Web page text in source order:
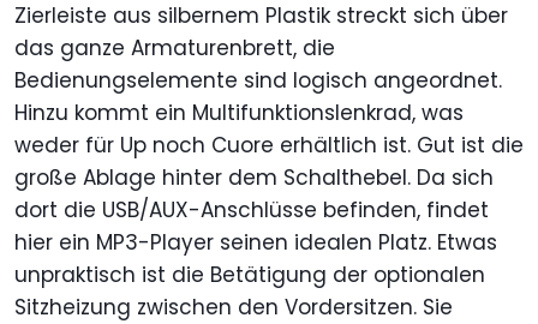
Zierleiste aus silbernem Plastik streckt sich über
das ganze Armaturenbrett, die
Bedienungselemente sind logisch angeordnet.
Hinzu kommt ein Multifunktionslenkrad, was
weder für Up noch Cuore erhältlich ist. Gut ist die
große Ablage hinter dem Schalthebel. Da sich
dort die USB/AUX-Anschlüsse befinden, findet
hier ein MP3-Player seinen idealen Platz. Etwas
unpraktisch ist die Betätigung der optionalen
Sitzheizung zwischen den Vordersitzen. Sie